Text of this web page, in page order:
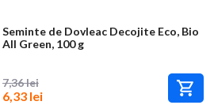
Seminte de Dovleac Decojite Eco, Bio
All Green, 100 g
7,36 lei
6,33 lei